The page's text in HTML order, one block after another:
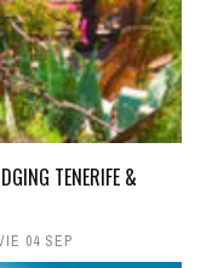
TENERIFE &
04 SEP